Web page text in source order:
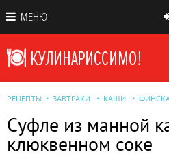
МЕНЮ
РЕЦЕПТЫ ЗАВТРАКИ КАШИ
Суфле из манной
клюквенном соке